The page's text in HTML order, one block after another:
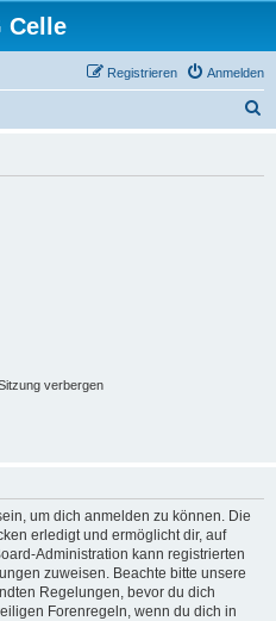
Celle
Anmelden
Registrieren
verbergen
um dich anmelden zu können. Die
erledigt und ermöglicht dir, auf
Administration kann registrierten
zuweisen. Beachte bitte unsere
Regelungen, bevor du dich
Forenregeln, wenn du dich in